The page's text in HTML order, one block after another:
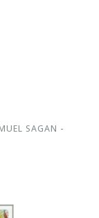
SAGAN -